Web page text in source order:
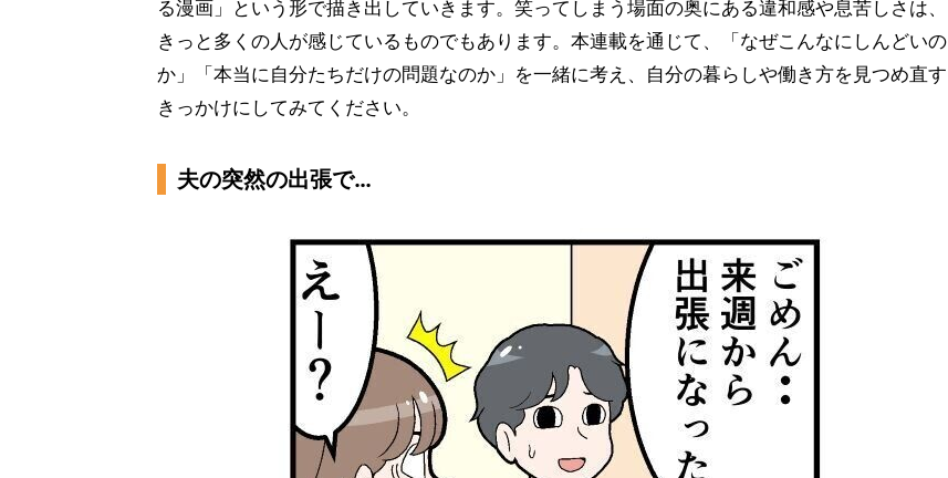
る漫画」という形で描き出していきます。笑ってしまう場面の奥にある違和感や息苦しさは、
きっと多くの人が感じているものでもあります。本連載を通じて、「なぜこんなにしんどいの
か」「本当に自分たちだけの問題なのか」を一緒に考え、自分の暮らしや働き方を見つめ直す
きっかけにしてみてください。
夫の突然の出張で…